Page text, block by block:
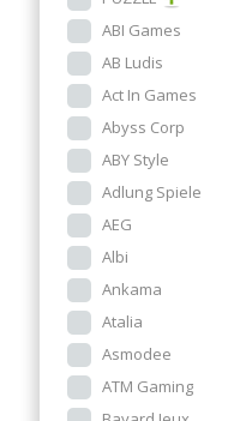
ABI Games
AB Ludis
Act In Games
Abyss Corp
ABY Style
Adlung Spiele
AEG
Albi
Ankama
Atalia
Asmodee
ATM Gaming